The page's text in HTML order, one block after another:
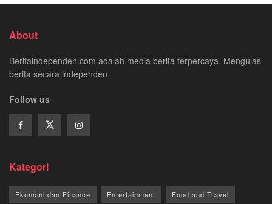
About
Beritaindependen.com adalah media berita terpercaya. Mengulas
berita secara independen.
Follow us
Kategori
Ekonomi dan Finance Entertainment Food and Travel